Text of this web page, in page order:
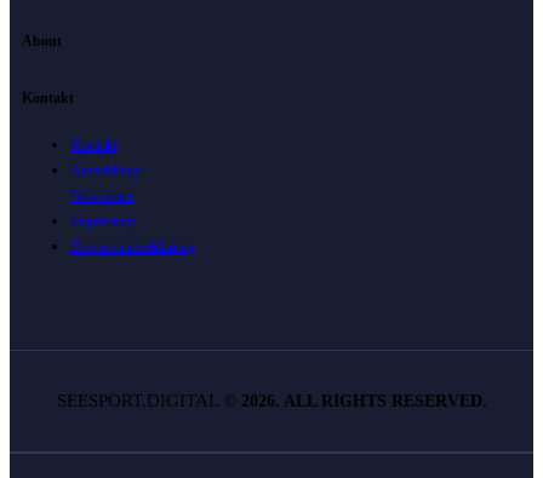
About
Kontakt
Kontakt
Anmeldung /
Newsletter
Impressum
Datenschutzerklärung
SEESPORT.DIGITAL © 2026. ALL RIGHTS RESERVED.